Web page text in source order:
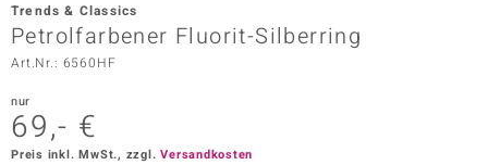
Vogue
Paraíso
Trends & Classics
Petrolfarbener Fluorit-Silberring
Art.Nr.: 6560HF
nur
69,- €
Preis inkl. MwSt., zzgl.Versandkosten